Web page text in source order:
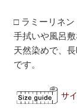
□ ラミーリネン
手拭いや風呂
天然染めで、
です。
サ